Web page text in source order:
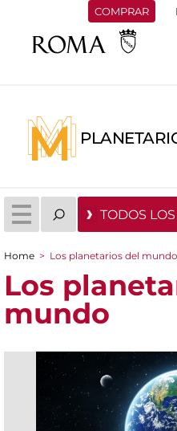
COMPRAR
TODOS
You are here
Home > Los planetarios del mundo
Los
mundo